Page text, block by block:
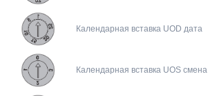
Календарная вставка UOD дата
Календарная вставка UOS смена